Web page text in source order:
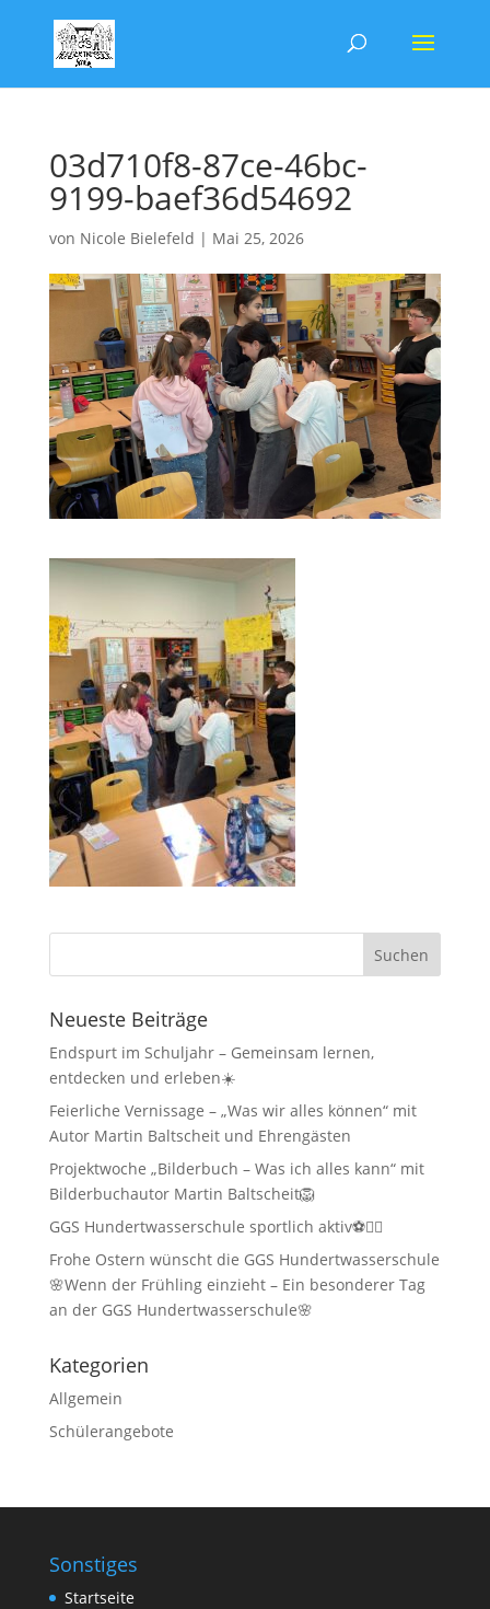
03d710f8-87ce-46bc-
9199-baef36d54692
von Nicole Bielefeld | Mai 25, 2026
Neueste Beiträge
Endspurt im Schuljahr – Gemeinsam lernen,
entdecken und erleben☀️
Feierliche Vernissage – „Was wir alles können“ mit
Autor Martin Baltscheit und Ehrengästen
Projektwoche „Bilderbuch – Was ich alles kann“ mit
Bilderbuchautor Martin Baltscheit🦁
GGS Hundertwasserschule sportlich aktiv⚽🏃‍♂️
Frohe Ostern wünscht die GGS Hundertwasserschule
🌸Wenn der Frühling einzieht – Ein besonderer Tag
an der GGS Hundertwasserschule🌸
Kategorien
Allgemein
Schülerangebote
Sonstiges
Startseite